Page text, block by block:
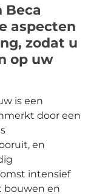
aspecten
zodat u
op uw
is een
door een
en
intensief
bouwen en